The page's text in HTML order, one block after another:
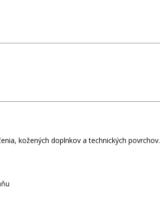
kožených doplnkov a technických povrchov.